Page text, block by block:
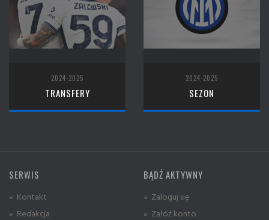
2024-2025
TRANSFERY
2024-2025
SEZON
SERWIS
» Kontakt
» Redakcja
BĄDŹ AKTYWNY
» Zaloguj się
» Załóż konto